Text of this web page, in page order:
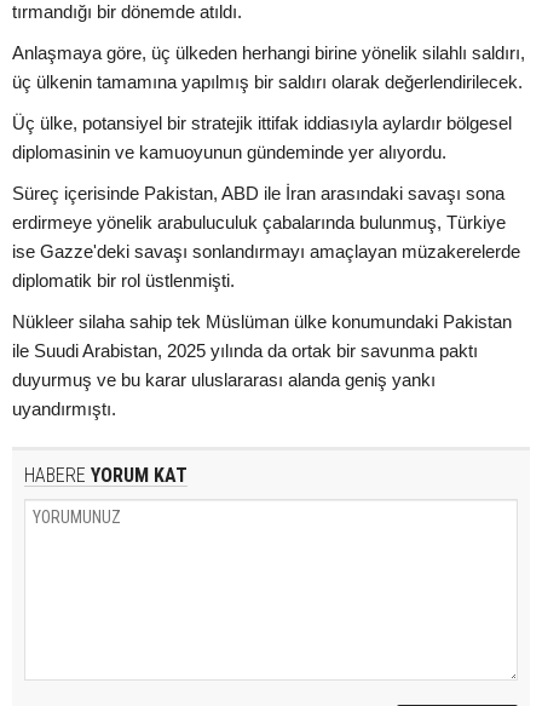
tırmandığı bir dönemde atıldı.
Anlaşmaya göre, üç ülkeden herhangi birine yönelik silahlı saldırı,
üç ülkenin tamamına yapılmış bir saldırı olarak değerlendirilecek.
Üç ülke, potansiyel bir stratejik ittifak iddiasıyla aylardır bölgesel
diplomasinin ve kamuoyunun gündeminde yer alıyordu.
Süreç içerisinde Pakistan, ABD ile İran arasındaki savaşı sona
erdirmeye yönelik arabuluculuk çabalarında bulunmuş, Türkiye
ise Gazze'deki savaşı sonlandırmayı amaçlayan müzakerelerde
diplomatik bir rol üstlenmişti.
Nükleer silaha sahip tek Müslüman ülke konumundaki Pakistan
ile Suudi Arabistan, 2025 yılında da ortak bir savunma paktı
duyurmuş ve bu karar uluslararası alanda geniş yankı
uyandırmıştı.
HABERE YORUM KAT